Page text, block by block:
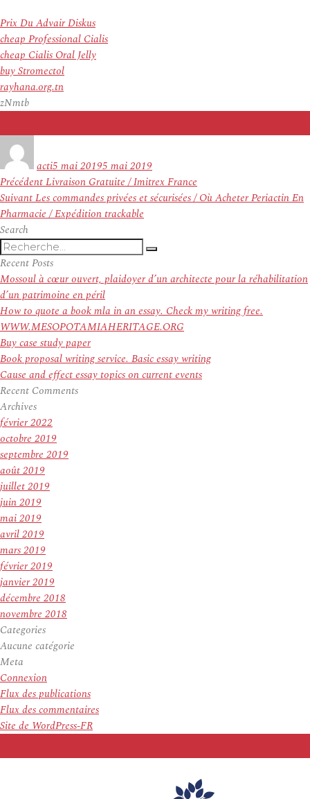
Prix Du Advair Diskus
cheap Professional Cialis
cheap Cialis Oral Jelly
buy Stromectol
rayhana.org.tn
zNmtb
actile
5 mai 20195 mai 2019
Navigation
de
l’article
PrécédentArticle
précédent :
Livraison Gratuite / Imitrex France
SuivantArticle
suivant :
Les commandes privées et sécurisées / Où Acheter Periactin En
Pharmacie / Expédition trackable
Search
Recherche
pour
:
Recherche
Recent Posts
Mossoul à cœur ouvert, plaidoyer d’un architecte pour la réhabilitation
d’un patrimoine en péril
How to quote a book mla in an essay. Check my writing free.
WWW.MESOPOTAMIAHERITAGE.ORG
Buy case study paper
Book proposal writing service. Basic essay writing
Cause and effect essay topics on current events
Recent Comments
Archives
février 2022
octobre 2019
septembre 2019
août 2019
juillet 2019
juin 2019
mai 2019
avril 2019
mars 2019
février 2019
janvier 2019
décembre 2018
novembre 2018
Categories
Aucune catégorie
Meta
Connexion
Flux des publications
Flux des commentaires
Site de WordPress-FR